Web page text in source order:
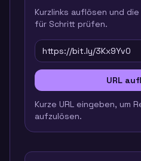
Kurzlinks auflösen und
für Schritt prüfen.
URL
Kurze URL eingeben, um
aufzulösen.